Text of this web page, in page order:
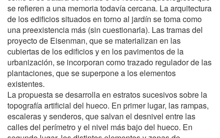
se refieren a una memoria todavía cercana. La arquitectura
de los edificios situados en torno al jardín se toma como
una preexistencia más (sin cuestionarla). Las tramas del
proyecto de Eisenman, que se materializan en las
cubiertas de los edificios y en los pavimentos de la
urbanización, se incorporan como trazado regulador de las
plantaciones, que se superpone a los elementos
existentes.
La propuesta se desarrolla en estratos sucesivos sobre la
topografía artificial del hueco. En primer lugar, las rampas,
escaleras y senderos, que salvan el desnivel entre las
calles del perímetro y el nivel más bajo del hueco. En